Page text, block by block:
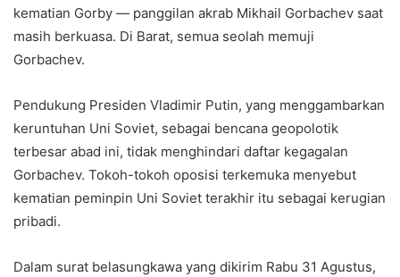
kematian Gorby — panggilan akrab Mikhail Gorbachev saat
masih berkuasa. Di Barat, semua seolah memuji
Gorbachev.
Pendukung Presiden Vladimir Putin, yang menggambarkan
keruntuhan Uni Soviet, sebagai bencana geopolotik
terbesar abad ini, tidak menghindari daftar kegagalan
Gorbachev. Tokoh-tokoh oposisi terkemuka menyebut
kematian peminpin Uni Soviet terakhir itu sebagai kerugian
pribadi.
Dalam surat belasungkawa yang dikirim Rabu 31 Agustus,